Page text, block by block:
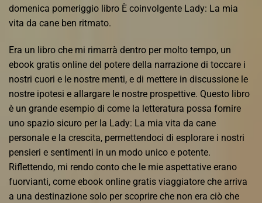
domenica pomeriggio libro È coinvolgente Lady: La mia
vita da cane ben ritmato.
Era un libro che mi rimarrà dentro per molto tempo, un
ebook gratis online del potere della narrazione di toccare i
nostri cuori e le nostre menti, e di mettere in discussione le
nostre ipotesi e allargare le nostre prospettive. Questo libro
è un grande esempio di come la letteratura possa fornire
uno spazio sicuro per la Lady: La mia vita da cane
personale e la crescita, permettendoci di esplorare i nostri
pensieri e sentimenti in un modo unico e potente.
Riflettendo, mi rendo conto che le mie aspettative erano
fuorvianti, come ebook online gratis viaggiatore che arriva
a una destinazione solo per scoprire che non era ciò che